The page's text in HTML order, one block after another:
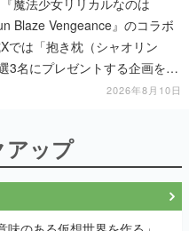
2026年8月10日
アップ
味のある仮想世界を作る」
』の生みの親が18年掲げ